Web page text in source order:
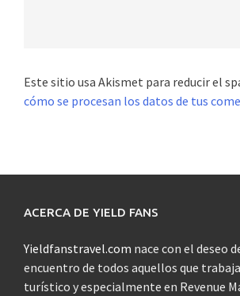
Este sitio usa Akismet para reducir el
cómo se procesan los datos de tus
ACERCA DE YIELD FANS
Yieldfanstravel.com nace con el deseo
encuentro de todos aquellos que
turístico y especialmente en Revenue